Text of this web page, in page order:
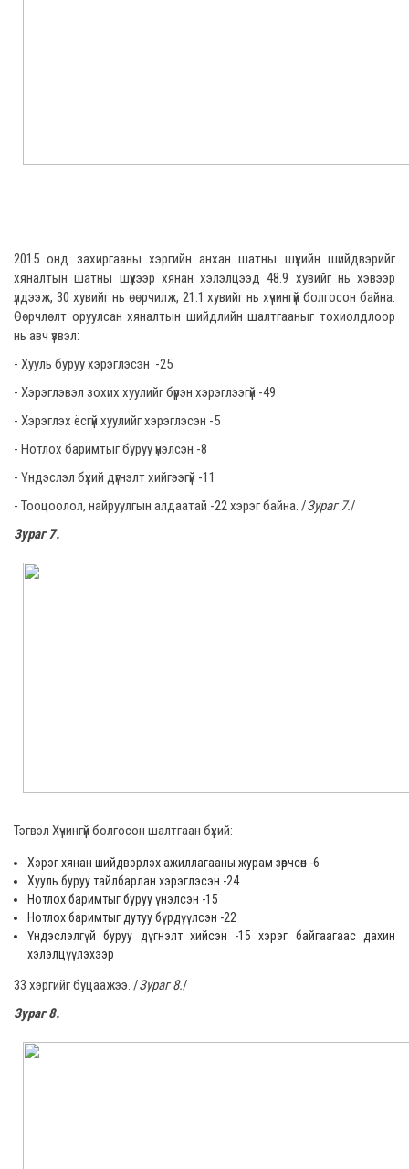
2015 онд захиргааны хэргийн анхан шатны шүүхийн шийдвэрийг
хяналтын шатны шүүхээр хянан хэлэлцээд 48.9 хувийг нь хэвээр
үлдээж, 30 хувийг нь өөрчилж, 21.1 хувийг нь хүчингүй болгосон байна.
Өөрчлөлт оруулсан хяналтын шийдлийн шалтгааныг тохиолдлоор
нь авч үзвэл:
- Хууль буруу хэрэглэсэн -25
- Хэрэглэвэл зохих хуулийг бүрэн хэрэглээгүй -49
- Хэрэглэх ёсгүй хуулийг хэрэглэсэн -5
- Нотлох баримтыг буруу үнэлсэн -8
- Үндэслэл бүхий дүгнэлт хийгээгүй -11
- Тооцоолол, найруулгын алдаатай -22 хэрэг байна. /Зураг 7./
Зураг 7.
Тэгвэл Хүчингүй болгосон шалтгаан бүхий:
Хэрэг хянан шийдвэрлэх ажиллагааны журам зөрчсөн -6
Хууль буруу тайлбарлан хэрэглэсэн -24
Нотлох баримтыг буруу үнэлсэн -15
Нотлох баримтыг дутуу бүрдүүлсэн -22
Үндэслэлгүй буруу дүгнэлт хийсэн -15 хэрэг байгаагаас дахин
хэлэлцүүлэхээр
33 хэргийг буцаажээ. /Зураг 8./
Зураг 8.